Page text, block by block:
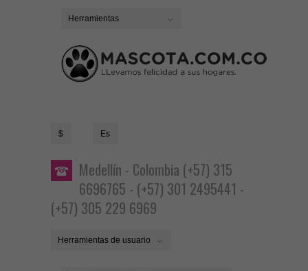
Herramientas
$ Es
Medellín - Colombia (+57) 315
6696765 - (+57) 301 2495441 -
(+57) 305 229 6969
Herramientas de usuario